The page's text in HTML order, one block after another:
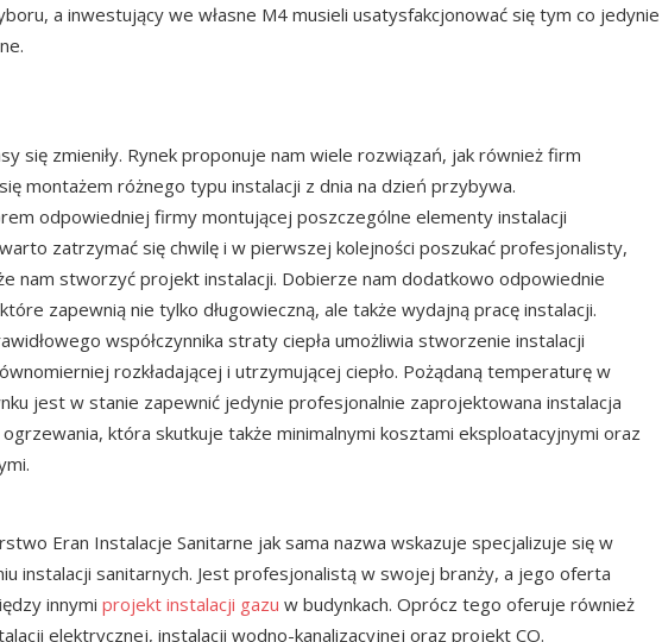
a inwestujący we własne M4 musieli usatysfakcjonować się tym co jedynie
się zmieniły. Rynek proponuje nam wiele rozwiązań, jak również firm
montażem różnego typu instalacji z dnia na dzień przybywa.
odpowiedniej firmy montującej poszczególne elementy instalacji
zatrzymać się chwilę i w pierwszej kolejności poszukać profesjonalisty,
nam stworzyć projekt instalacji. Dobierze nam dodatkowo odpowiednie
zapewnią nie tylko długowieczną, ale także wydajną pracę instalacji.
współczynnika straty ciepła umożliwia stworzenie instalacji
rozkładającej i utrzymującej ciepło. Pożądaną temperaturę w
jest w stanie zapewnić jedynie profesjonalnie zaprojektowana instalacja
która skutkuje także minimalnymi kosztami eksploatacyjnymi oraz
Eran Instalacje Sanitarne jak sama nazwa wskazuje specjalizuje się w
instalacji sanitarnych. Jest profesjonalistą w swojej branży, a jego oferta
innymi projekt instalacji gazu w budynkach. Oprócz tego oferuje również
elektrycznej, instalacji wodno-kanalizacyjnej oraz projekt CO.